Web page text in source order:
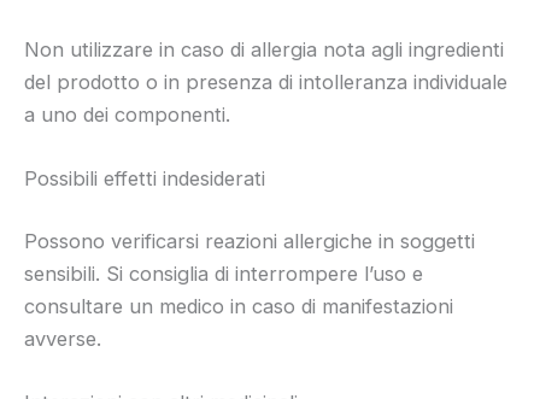
Non utilizzare in caso di allergia nota agli ingredienti
del prodotto o in presenza di intolleranza individuale
a uno dei componenti.
Possibili effetti indesiderati
Possono verificarsi reazioni allergiche in soggetti
sensibili. Si consiglia di interrompere l’uso e
consultare un medico in caso di manifestazioni
avverse.